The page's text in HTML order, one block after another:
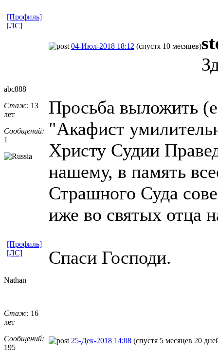
[Профиль]
[ЛС]
abc888
Стаж: 13
лет
Сообщений:
1
04-Июл-2018 18:12 (спустя 10 месяцев)
Просьба выложить
"Акафист
Христу Судии
нашему, в память
Страшного Суда
иже во святых отца
Спаси Господи.
[Профиль]
[ЛС]
Nathan
Стаж: 16
лет
Сообщений:
195
25-Дек-2018 14:08 (спустя 5 месяцев 20